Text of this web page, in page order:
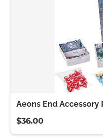
Aeons End Accessory
$36.00